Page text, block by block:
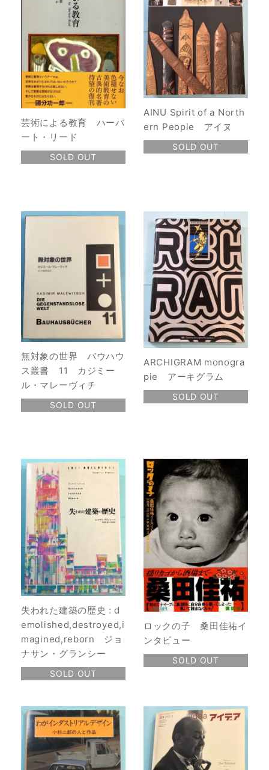
芸術による教育 ハーバ
ート・リード
SOLD OUT
AINU Spirit of a North
ern People アイヌ
SOLD OUT
無対象の世界 バウハウ
ス叢書 11 カジミー
ル・マレーヴィチ
SOLD OUT
ARCHIGRAM monogra
pie アーキグラム
SOLD OUT
失われた建築の歴史 : d
emolished,destroyed,i
magined,reborn ジョ
ナサン・グランシー
SOLD OUT
ロックの子 桑田佳祐イ
ンタビュー
SOLD OUT